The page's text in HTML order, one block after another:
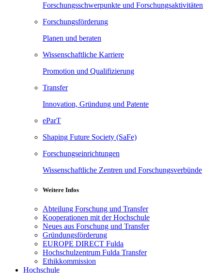
Forschungsschwerpunkte und Forschungsaktivitäten
Forschungsförderung
Planen und beraten
Wissenschaftliche Karriere
Promotion und Qualifizierung
Transfer
Innovation, Gründung und Patente
eParT
Shaping Future Society (SaFe)
Forschungseinrichtungen
Wissenschaftliche Zentren und Forschungsverbünde
Weitere Infos
Abteilung Forschung und Transfer
Kooperationen mit der Hochschule
Neues aus Forschung und Transfer
Gründungsförderung
EUROPE DIRECT Fulda
Hochschulzentrum Fulda Transfer
Ethikkommission
Hochschule